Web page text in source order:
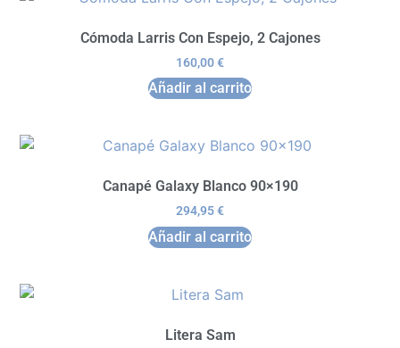
Cómoda Larris Con Espejo, 2 Cajones
160,00€
Añadir al carrito
Canapé Galaxy Blanco 90×190
294,95€
Añadir al carrito
Litera Sam